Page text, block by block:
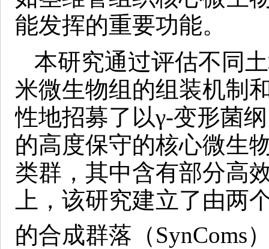
能发挥的重要功能。
本研究通过评估不同
米微生物组的组装机制
性地招募了以γ‐变形菌
的高度保守的核心微生
类群，其中含有部分高
上，该研究建立了由两
的合成群落（SynComs